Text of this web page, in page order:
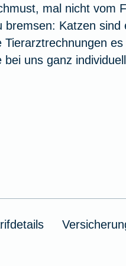
Haus- und
Jagd-
Zur
mal nicht vom
bremsen: Katzen sind
es
uns ganz individuell